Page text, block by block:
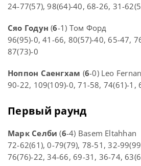
24-77(57), 98(64)-40, 68-26, 31-
Сяо Годун (6-1) Том Форд
96(95)-0, 41-66, 80(57)-40, 65-47,
87(73)-0
Ноппон Саенгхам (6-0) Leo
90-22, 109(109)-0, 71-58, 74(61)-1,
Первый раунд
Марк Селби (6-4) Basem Eltahhan
72-62(61), 0-79(79), 78-51, 32-
76(76)-22, 34-66, 69-31, 36-74,